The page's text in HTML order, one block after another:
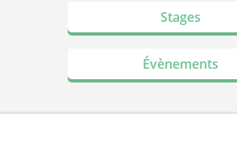
Stages
Évènements